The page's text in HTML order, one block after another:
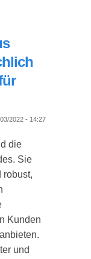
2022 - 14:27
die
Sie
robust,
Kunden
und